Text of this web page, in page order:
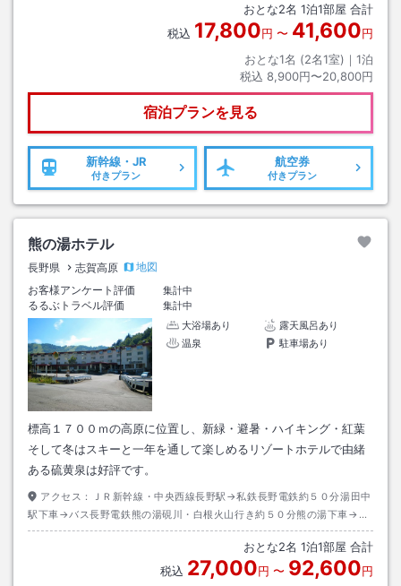
おとな2名 1泊1部屋 合計
税込 17,800円 〜 41,600円
おとな1名 (2名1室)｜ 1泊
税込 8,900円〜20,800円
宿泊プランを見る
新幹線・JR
付きプラン
航空券
付きプラン
熊の湯ホテル
長野県 志賀高原
地図
お客様アンケート評価
集計中
るるぶトラベル評価
集計中
大浴場あり
露天風呂あり
温泉
駐車場あり
標高１７００ｍの高原に位置し、新緑・避暑・ハイキング・紅葉
そして冬はスキーと一年を通して楽しめるリゾートホテルで由緒
ある硫黄泉は好評です。
アクセス：
ＪＲ新幹線・中央西線長野駅→私鉄長野電鉄約５０分湯田中
駅下車→バス長野電鉄熊の湯硯川・白根火山行き約５０分熊の湯下車→徒
歩約０分
おとな2名 1泊1部屋 合計
税込 27,000円 〜 92,600円